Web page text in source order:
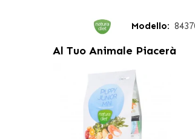
Modello:
Al Tuo Animale Piacerà